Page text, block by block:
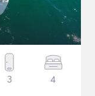
3 4